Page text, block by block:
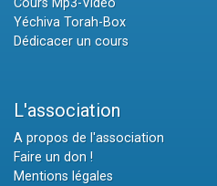
Cours Mp3-Vidéo
Yéchiva Torah-Box
Dédicacer un cours
L'association
A propos de l'association
Faire un don !
Mentions légales